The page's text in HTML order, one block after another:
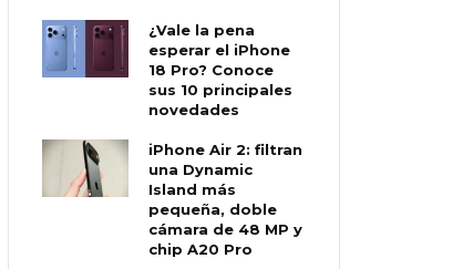
¿Vale la pena
esperar el iPhone
18 Pro? Conoce
sus 10 principales
novedades
iPhone Air 2: filtran
una Dynamic
Island más
pequeña, doble
cámara de 48 MP y
chip A20 Pro